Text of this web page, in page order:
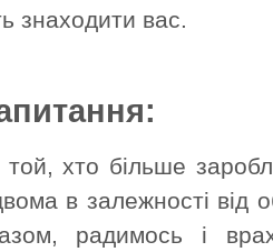
знаходити вас.
хто більше
в залежності від
радимось і